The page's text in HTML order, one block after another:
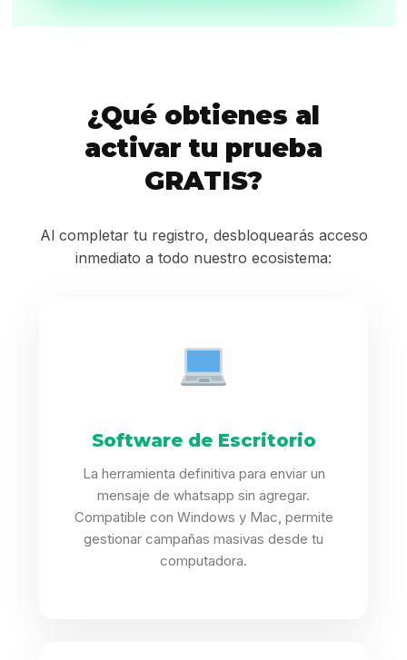
¿Qué obtienes al
activar tu prueba
GRATIS?
Al completar tu registro, desbloquearás acceso
inmediato a todo nuestro ecosistema:
Software de Escritorio
La herramienta definitiva para enviar un
mensaje de whatsapp sin agregar.
Compatible con Windows y Mac, permite
gestionar campañas masivas desde tu
computadora.